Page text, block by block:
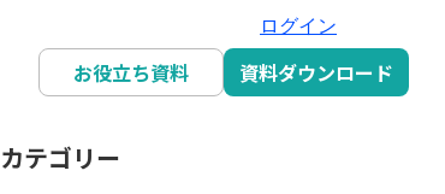
ログイン
お役立ち資料 資料ダウンロード
カテゴリー